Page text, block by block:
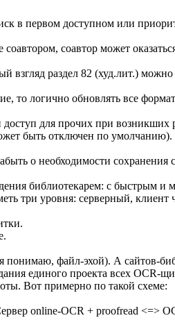
в первом доступном или
соавтор может
взгляд раздел 82 (худ.лит.)
то логично обновлять все
для прочих при возникших
быть отключен по
о необходимости сохранения
библиотекарем: с быстрым и
три уровня: серверный, клиент
понимаю, файл-эхой). А сайтов-
единого проекта всех OCR-
Вот примерно по такой схеме:
online-OCR + proofread <=>